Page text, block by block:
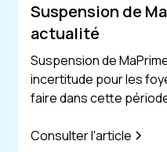
Suspension de
actualité
Suspension de
incertitude pour les
faire dans cette
Consulter l'article